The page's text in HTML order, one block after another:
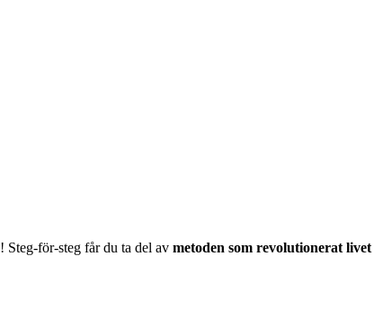
! Steg-för-steg får du ta del av metoden som revolutionerat livet